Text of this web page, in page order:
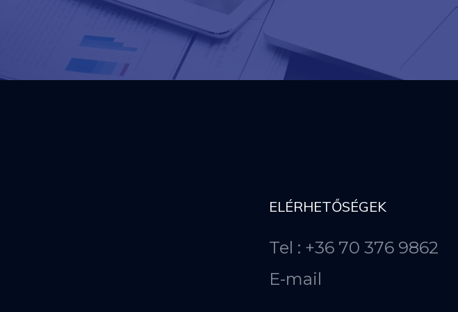
ELÉRHETŐSÉGEK
Tel : +36 70 376 9862
E-mail